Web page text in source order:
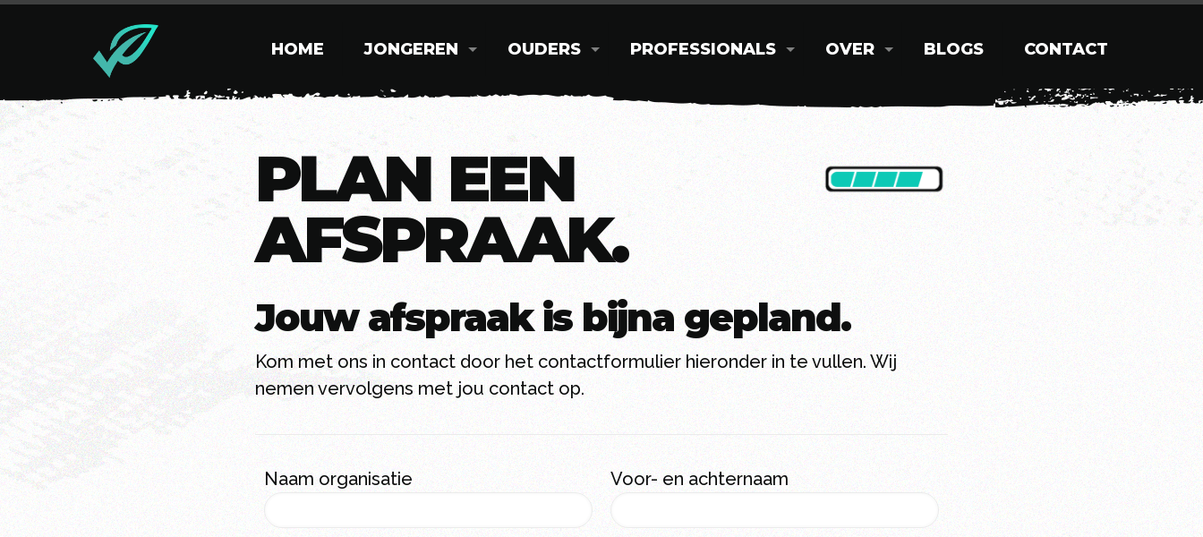
HOME JONGEREN OUDERS PROFESSIONALS OVER BLOGS CONTACT
PLAN EEN
AFSPRAAK.
Jouw afspraak is bijna gepland.
Kom met ons in contact door het contactformulier hieronder in te vullen. Wij
nemen vervolgens met jou contact op.
Naam organisatie Voor- en achternaam